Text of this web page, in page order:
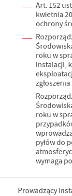
Art. 152
kwietnia
ochrony
roku w
instalacji,
zgłoszenia
roku w
pyłów do
wymaga
Prowadzący